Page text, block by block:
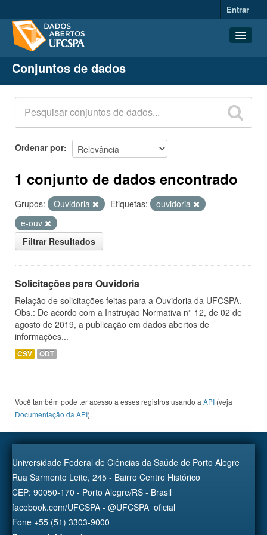
Entrar
Conjuntos de dados
Organizações
Grupos
Sobre
Conjuntos de dados
Ordenar por
1 conjunto de dados encontrado
Grupos: Ouvidoria Etiquetas:
ouvidoria
e-ouv
Filtrar Resultados
Solicitações para Ouvidoria
Relação de solicitações feitas para a Ouvidoria da UFCSPA.
Obs.: De acordo com a Instrução Normativa n° 12, de 02 de
agosto de 2019, a publicação em dados abertos de
informações...
CSV ODT
Você também pode ter acesso a esses registros usando a API (veja
Documentação da API).
Universidade Federal de Ciências da Saúde de Porto Alegre
Rua Sarmento Leite, 245 - Bairro Centro Histórico
CEP: 90050-170 - Porto Alegre/RS - Brasil
facebook.com/UFCSPA - @UFCSPA_oficial
Fone +55 (51) 3303-9000